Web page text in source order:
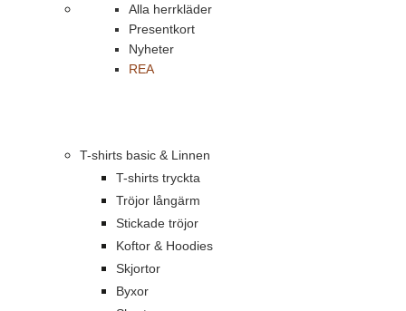
Alla herrkläder
Presentkort
Nyheter
REA
T-shirts basic & Linnen
T-shirts tryckta
Tröjor långärm
Stickade tröjor
Koftor & Hoodies
Skjortor
Byxor